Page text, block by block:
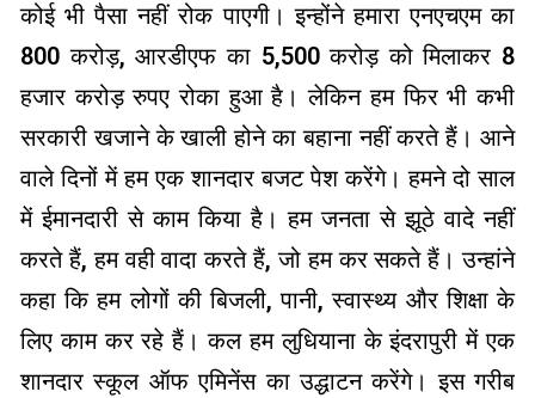
कोई भी पैसा नहीं रोक पाएगी। इन्होंने हमारा एनएचएम का
800 करोड़, आरडीएफ का 5,500 करोड़ को मिलाकर 8
हजार करोड़ रुपए रोका हुआ है। लेकिन हम फिर भी कभी
सरकारी खजाने के खाली होने का बहाना नहीं करते हैं। आने
वाले दिनों में हम एक शानदार बजट पेश करेंगे। हमने दो साल
में ईमानदारी से काम किया है। हम जनता से झूठे वादे नहीं
करते हैं, हम वही वादा करते हैं, जो हम कर सकते हैं। उन्हांने
कहा कि हम लोगों की बिजली, पानी, स्वास्थ्य और शिक्षा के
लिए काम कर रहे हैं। कल हम लुधियाना के इंदरापुरी में एक
शानदार स्कूल ऑफ एमिनेंस का उद्धाटन करेंगे। इस गरीब